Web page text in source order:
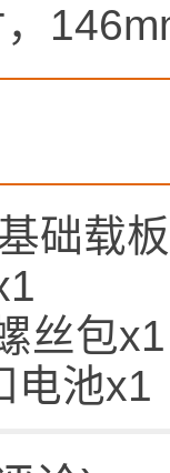
础载
丝包x1
电池x1